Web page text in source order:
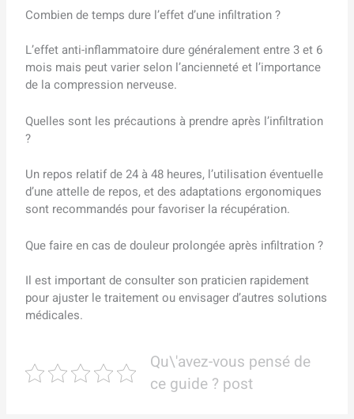
Combien de temps dure l’effet d’une infiltration ?
L’effet anti-inflammatoire dure généralement entre 3 et 6
mois mais peut varier selon l’ancienneté et l’importance
de la compression nerveuse.
Quelles sont les précautions à prendre après l’infiltration
?
Un repos relatif de 24 à 48 heures, l’utilisation éventuelle
d’une attelle de repos, et des adaptations ergonomiques
sont recommandés pour favoriser la récupération.
Que faire en cas de douleur prolongée après infiltration ?
Il est important de consulter son praticien rapidement
pour ajuster le traitement ou envisager d’autres solutions
médicales.
Qu\'avez-vous pensé de
ce guide ? post